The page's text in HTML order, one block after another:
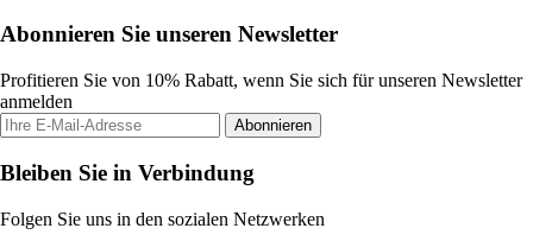
Abonnieren Sie unseren Newsletter
Profitieren Sie von 10% Rabatt, wenn Sie sich für unseren Newsletter
anmelden
Abonnieren
Bleiben Sie in Verbindung
Folgen Sie uns in den sozialen Netzwerken